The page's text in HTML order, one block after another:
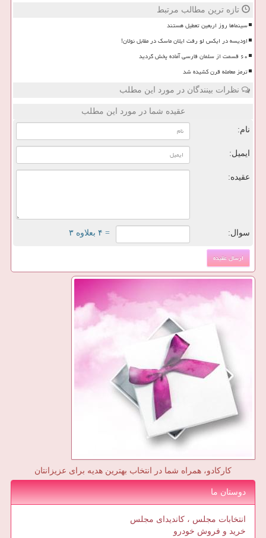
تازه ترین مطالب مرتبط
سینماها روز اربعین تعطیل هستند
اودیسه در ایکس لو رفت ایلان ماسک در مقابل نولان!
۶۰ قسمت از سلمان فارسی آماده پخش گردید
ترمز معامله قرن کشیده شد
نظرات بینندگان در مورد این مطلب
عقیده شما در مورد این مطلب
نام:
ایمیل:
عقیده:
سوال: = ۴ بعلاوه ۳
کارکادو، همراه شما در انتخاب بهترین هدیه برای عزیزانتان
دوستان ما
انتخابات مجلس ، کاندیدای مجلس
خرید و فروش خودرو